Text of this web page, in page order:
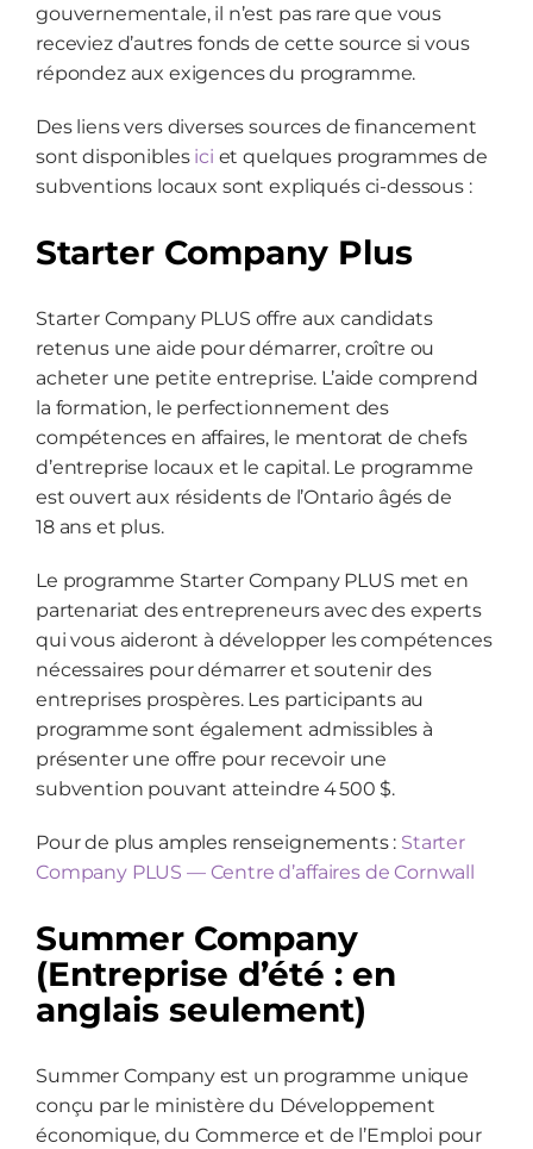
gouvernementale, il n’est pas rare que vous
receviez d’autres fonds de cette source si vous
répondez aux exigences du programme.
Des liens vers diverses sources de financement
sont disponibles ici et quelques programmes de
subventions locaux sont expliqués ci-dessous :
Starter Company Plus
Starter Company PLUS offre aux candidats
retenus une aide pour démarrer, croître ou
acheter une petite entreprise. L’aide comprend
la formation, le perfectionnement des
compétences en affaires, le mentorat de chefs
d’entreprise locaux et le capital. Le programme
est ouvert aux résidents de l’Ontario âgés de
18 ans et plus.
Le programme Starter Company PLUS met en
partenariat des entrepreneurs avec des experts
qui vous aideront à développer les compétences
nécessaires pour démarrer et soutenir des
entreprises prospères. Les participants au
programme sont également admissibles à
présenter une offre pour recevoir une
subvention pouvant atteindre 4 500 $.
Pour de plus amples renseignements : Starter
Company PLUS — Centre d’affaires de Cornwall
Summer Company
(Entreprise d’été : en
anglais seulement)
Summer Company est un programme unique
conçu par le ministère du Développement
économique, du Commerce et de l’Emploi pour